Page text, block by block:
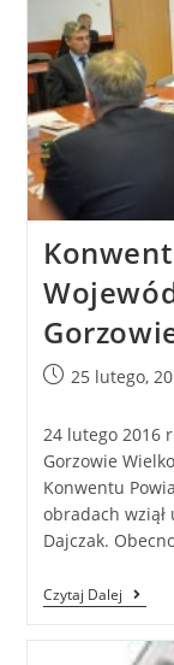
25 lutego,
24 lutego 2016
Gorzowie
Konwentu
obradach wziął
Dajczak.
Czytaj Dalej